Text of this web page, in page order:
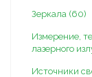
Зеркала (60)
Измерение,
лазерного
Источники